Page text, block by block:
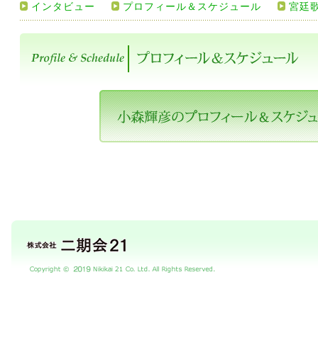
インタビュー プロフィール＆スケジュール 宮廷